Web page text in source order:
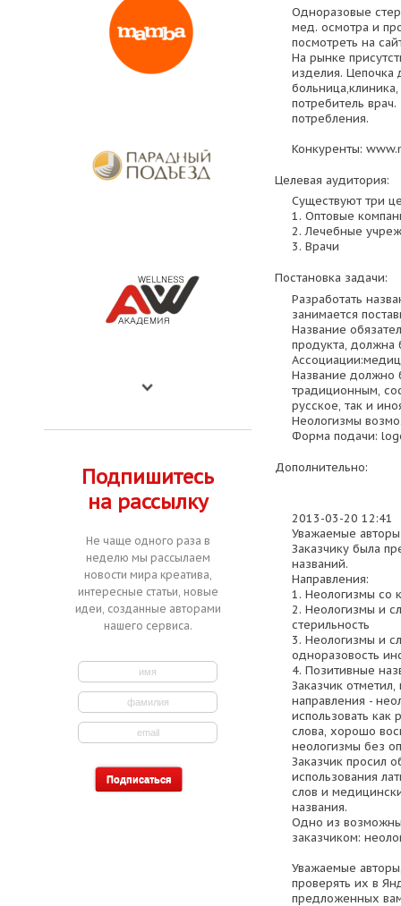
Подпишитесь
на рассылку
Не чаще одного раза в
неделю мы рассылаем
новости мира креатива,
интересные статьи, новые
идеи, созданные авторами
нашего сервиса.
Одноразовые
мед. осмотра и
посмотреть на
На рынке
изделия. Цепочка
потребитель
потребления.
Конкуренты:
Целевая аудитория:
Существуют три
1. Оптовые
2. Лечебные
3. Врачи
Постановка задачи:
Разработать
занимается
Название
продукта, должна
Название должно
традиционным,
русское, так и
Неологизмы
Форма подачи:
Дополнительно:
2013-03-20 12:41
Уважаемые
Заказчику была
названий.
Направления:
1. Неологизмы со
2. Неологизмы и
стерильность
3. Неологизмы и
одноразовость
4. Позитивные
Заказчик
направления -
использовать как
слова, хорошо
неологизмы без
Заказчик просил
использования
слов и
названия.
Одно из
заказчиком:
Уважаемые
проверять их в
предложенных